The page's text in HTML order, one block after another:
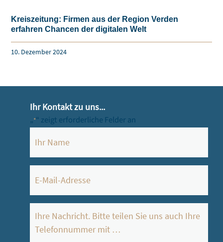
Kreiszeitung: Firmen aus der Region Verden
erfahren Chancen der digitalen Welt
10. Dezember 2024
Ihr Kontakt zu uns...
„*“ zeigt erforderliche Felder an
Mail
*
Nachricht